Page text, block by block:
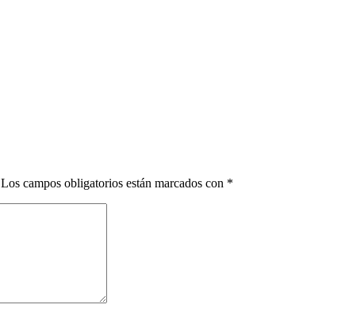
Los campos obligatorios están marcados con *